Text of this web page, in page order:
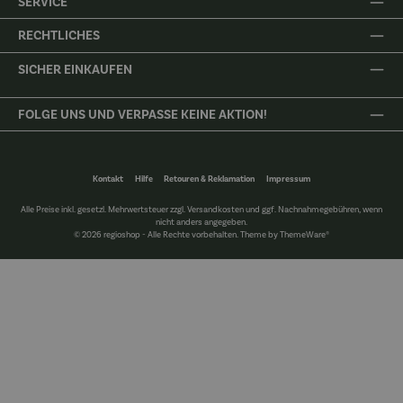
RECHTLICHES
SICHER EINKAUFEN
FOLGE UNS UND VERPASSE KEINE AKTION!
Kontakt Hilfe Retouren & Reklamation Impressum
Alle Preise inkl. gesetzl. Mehrwertsteuer zzgl. Versandkostenund ggf. Nachnahmegebühren, wenn
nicht anders angegeben.
© 2026 regioshop - Alle Rechte vorbehalten. Theme byThemeWare®